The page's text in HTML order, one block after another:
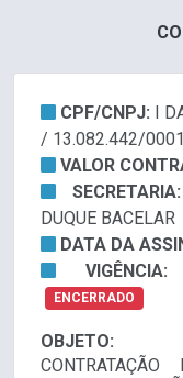
CPF/CNPJ:
I
/ 13.082.442/
VALOR
DUQUE BACELAR
DATA DA
ENCERRADO
OBJETO: